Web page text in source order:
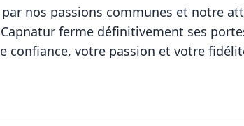
nos passions communes et notre
ferme définitivement ses
confiance, votre passion et votre